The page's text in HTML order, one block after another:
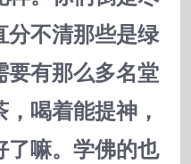
分不清那些是绿
要有那么多名堂
喝着能提神，
了嘛。学佛的也